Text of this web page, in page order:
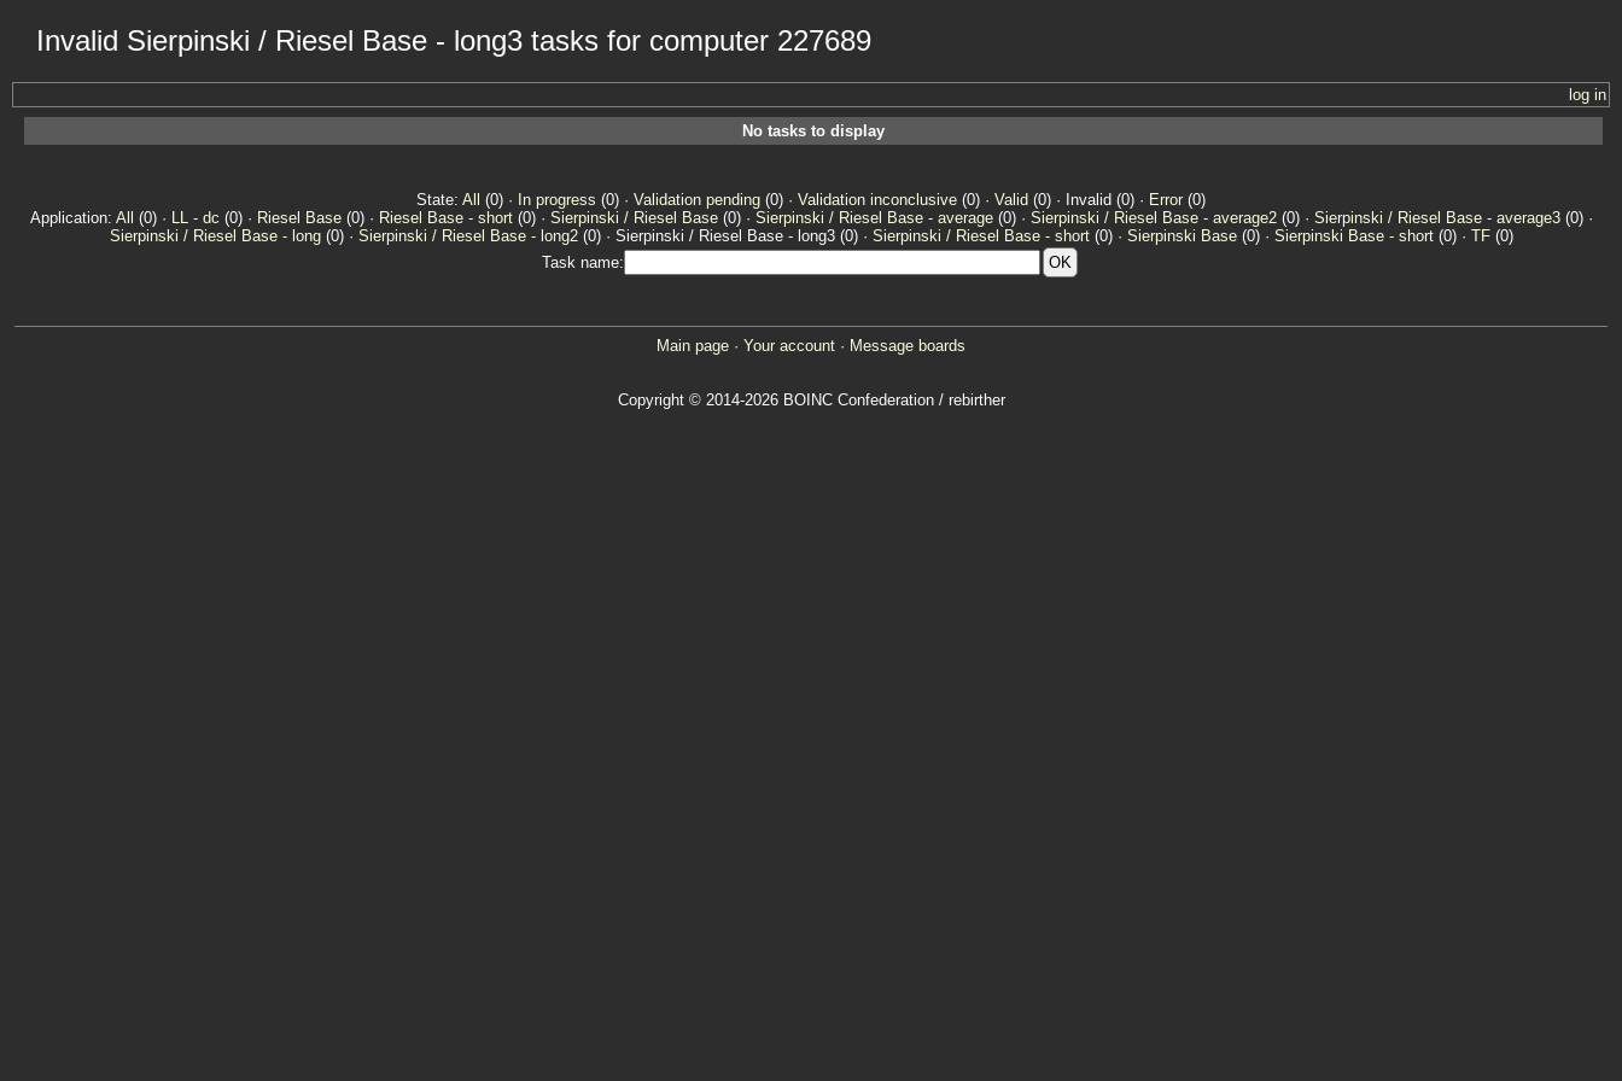
Invalid Sierpinski / Riesel Base - long3 tasks for computer 227689
log in
No tasks to display
State: All (0) · In progress (0) · Validation pending (0) · Validation inconclusive (0) · Valid (0) · Invalid (0) · Error (0)
Application: All (0) · LL - dc (0) · Riesel Base(0) · Riesel Base - short(0) · Sierpinski / Riesel Base(0) · Sierpinski / Riesel Base - average(0) · Sierpinski / Riesel Base - average2(0) · Sierpinski / Riesel Base - average3(0) ·
Sierpinski / Riesel Base - long(0) · Sierpinski / Riesel Base - long2(0) · Sierpinski / Riesel Base - long3 (0) · Sierpinski / Riesel Base - short(0) · Sierpinski Base(0) · Sierpinski Base - short(0) · TF(0)
Task name:
Main page · Your account · Message boards
Copyright © 2014-2026 BOINC Confederation / rebirther